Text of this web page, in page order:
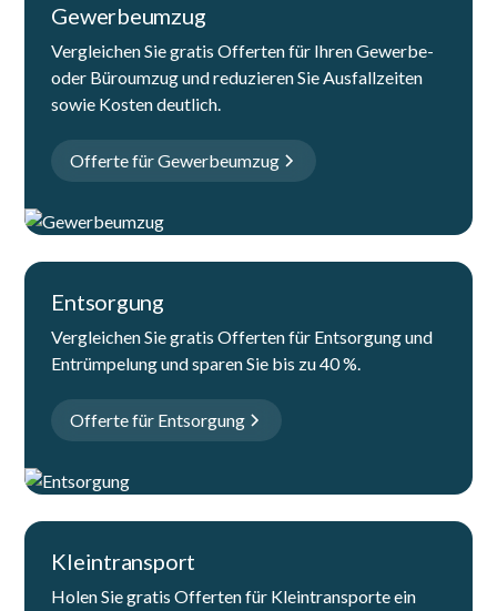
Gewerbeumzug
Vergleichen Sie gratis Offerten für Ihren Gewerbe-
oder Büroumzug und reduzieren Sie Ausfallzeiten
sowie Kosten deutlich.
Offerte für Gewerbeumzug
Entsorgung
Vergleichen Sie gratis Offerten für Entsorgung und
Entrümpelung und sparen Sie bis zu 40 %.
Offerte für Entsorgung
Kleintransport
Holen Sie gratis Offerten für Kleintransporte ein